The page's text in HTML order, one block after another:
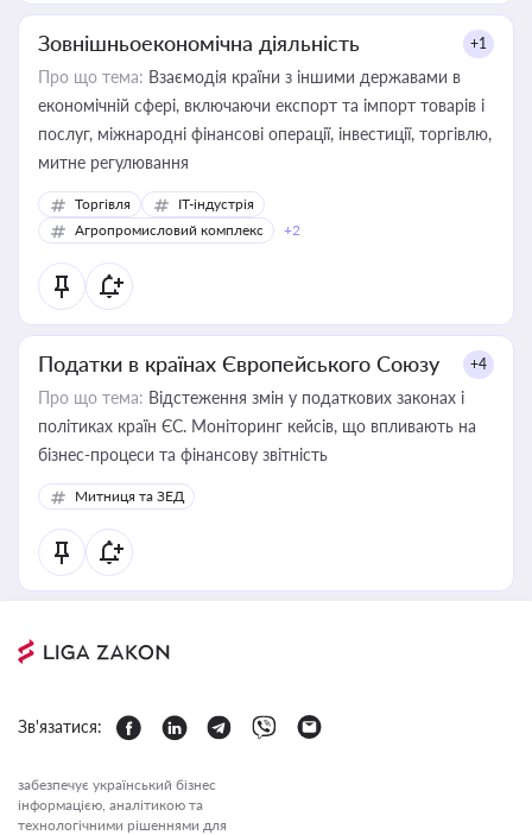
Зовнішньоекономічна діяльність +1
Про що тема: Взаємодія країни з іншими державами в
економічній сфері, включаючи експорт та імпорт товарів і
послуг, міжнародні фінансові операції, інвестиції, торгівлю,
митне регулювання
Торгівля
IT-індустрія
Агропромисловий комплекс
+2
Податки в країнах Європейського Союзу +4
Про що тема: Відстеження змін у податкових законах і
політиках країн ЄС. Моніторинг кейсів, що впливають на
бізнес-процеси та фінансову звітність
Митниця та ЗЕД
Зв'язатися:
забезпечує український бізнес
інформацією, аналітикою та
технологічними рішеннями для